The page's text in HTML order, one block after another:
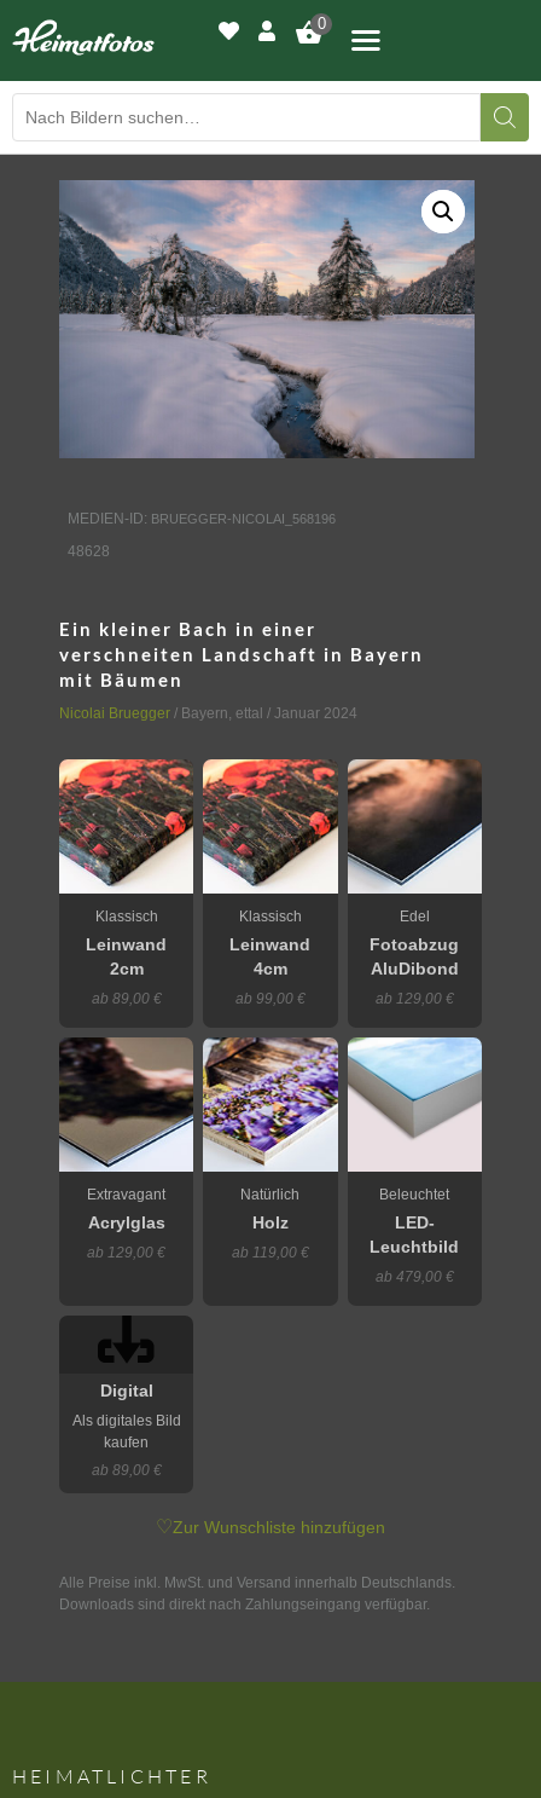
0
BILDERGALERIE
DRUCKQUALITÄTEN
LED-LEUCHTBILDER
WIR DRUCKEN IHR BILD
AUSSTELLUNGEN
KONTAKT
MEDIEN-ID: BRUEGGER-NICOLAI_568196
48628
Ein kleiner Bach in einer
verschneiten Landschaft in Bayern
mit Bäumen
Nicolai Bruegger / Bayern, ettal / Januar 2024
Klassisch
Leinwand
2cm
ab 89,00 €
Klassisch
Leinwand
4cm
ab 99,00 €
Edel
Fotoabzug
AluDibond
ab 129,00 €
Extravagant
Acrylglas
ab 129,00 €
Natürlich
Holz
ab 119,00 €
Beleuchtet
LED-
Leuchtbild
ab 479,00 €
Digital
Als digitales Bild
kaufen
ab 89,00 €
♡Zur Wunschliste hinzufügen
Alle Preise inkl. MwSt. und Versand innerhalb Deutschlands.
Downloads sind direkt nach Zahlungseingang verfügbar.
HEIMATLICHTER